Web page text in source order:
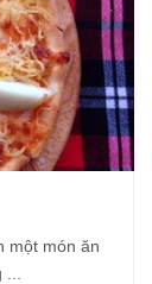
một món ăn